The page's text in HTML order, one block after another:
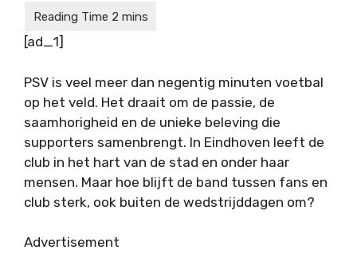
[ad_1]
PSV is veel meer dan negentig minuten voetbal
op het veld. Het draait om de passie, de
saamhorigheid en de unieke beleving die
supporters samenbrengt. In Eindhoven leeft de
club in het hart van de stad en onder haar
mensen. Maar hoe blijft de band tussen fans en
club sterk, ook buiten de wedstrijddagen om?
Advertisement